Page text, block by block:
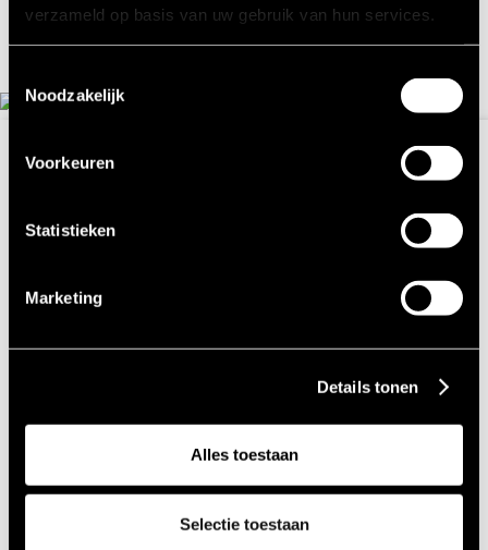
verzameld op basis van uw gebruik van hun services.
Noodzakelijk
Voorkeuren
Statistieken
Marketing
Details tonen
Alles toestaan
Selectie toestaan
TRAININGSLOCATIE
Onze trainingslocatie in Amsterdam is voorzien
van onze standaard faciliteiten. Daarnaast zijn de
comfortabel en met oog voor detail. Heb je een
special verzoek? We denken graag met je mee!
✔ Altijd een hostess voor ontvangst, breaks, lunch
✔ HD-beamers met groot projectiescherm